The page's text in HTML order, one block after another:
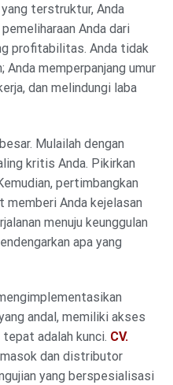
terstruktur, Anda
Anda dari
profitabilitas. Anda tidak
Anda memperpanjang umur
dan melindungi laba
Mulailah dengan
kritis Anda. Pikirkan
pertimbangkan
memberi Anda kejelasan
menuju keunggulan
apa yang
andal, memiliki akses
adalah kunci. CV.
dan distributor
yang berspesialisasi